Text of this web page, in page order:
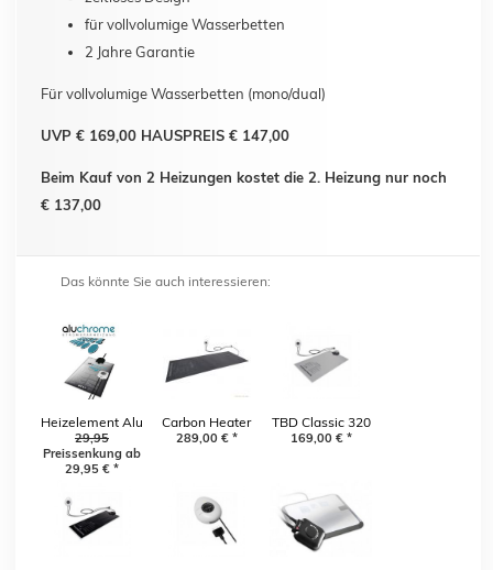
für vollvolumige Wasserbetten
2 Jahre Garantie
Für vollvolumige Wasserbetten (mono/dual)
UVP € 169,00 HAUSPREIS € 147,00
Beim Kauf von 2 Heizungen kostet die 2. Heizung nur noch
€ 137,00
Das könnte Sie auch interessieren:
Heizelement Alu
Chrome
29,95
Preissenkung ab
29,95 € *
Carbon Heater
Classic LS 265 W
289,00 € *
TBD Classic 320
Watt
169,00 € *